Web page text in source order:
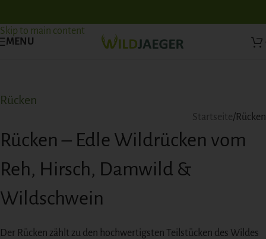
Skip to main content
MENU
Rücken
Startseite Rücken
Rücken – Edle Wildrücken vom
Reh, Hirsch, Damwild &
Wildschwein
Der Rücken zählt zu den hochwertigsten Teilstücken des Wildes